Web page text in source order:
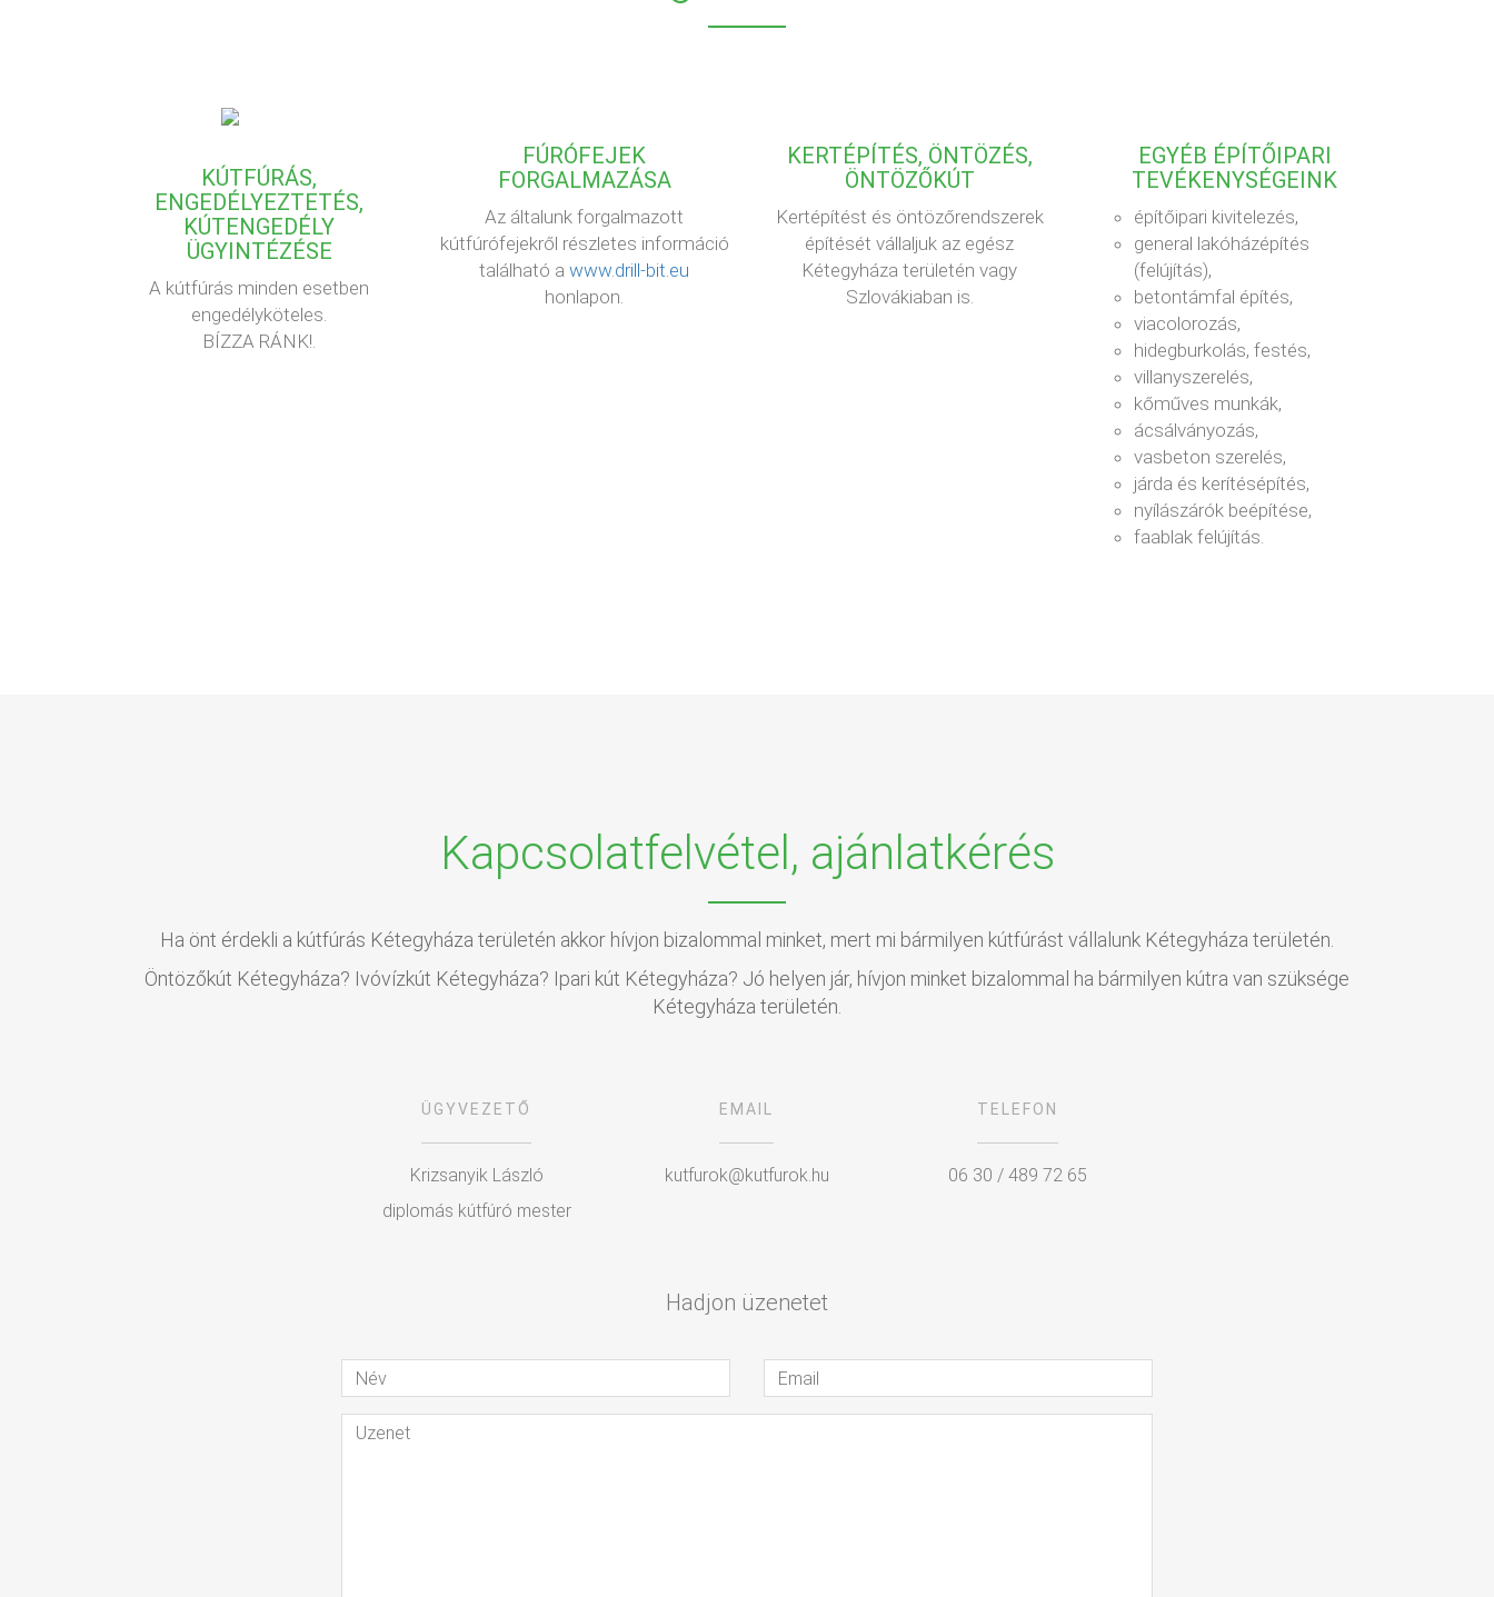
KÚTFÚRÁS,
ENGEDÉLYEZTETÉS,
KÚTENGEDÉLY
ÜGYINTÉZÉSE
A kútfúrás minden esetben
engedélyköteles.
BÍZZA RÁNK!.
FÚRÓFEJEK
FORGALMAZÁSA
Az általunk forgalmazott
kútfúrófejekről részletes információ
található awww.drill-bit.eu
honlapon.
KERTÉPÍTÉS, ÖNTÖZÉS,
ÖNTÖZŐKÚT
Kertépítést és öntözőrendszerek
építését vállaljuk az egész
Kétegyháza területén vagy
Szlovákiaban is.
EGYÉB ÉPÍTŐIPARI
TEVÉKENYSÉGEINK
építőipari kivitelezés,
general lakóházépítés
(felújítás),
betontámfal építés,
viacolorozás,
hidegburkolás, festés,
villanyszerelés,
kőműves munkák,
ácsálványozás,
vasbeton szerelés,
járda és kerítésépítés,
nyílászárók beépítése,
faablak felújítás.
Kapcsolatfelvétel, ajánlatkérés
Ha önt érdekli a kútfúrás Kétegyháza területén akkor hívjon bizalommal minket, mert mi bármilyen kútfúrást vállalunk Kétegyháza területén.
Öntözőkút Kétegyháza? Ivóvízkút Kétegyháza? Ipari kút Kétegyháza? Jó helyen jár, hívjon minket bizalommal ha bármilyen kútra van szüksége
Kétegyháza területén.
ÜGYVEZETŐ
Krizsanyik László
diplomás kútfúró mester
EMAIL
kutfurok@kutfurok.hu
TELEFON
06 30 / 489 72 65
Hadjon üzenetet